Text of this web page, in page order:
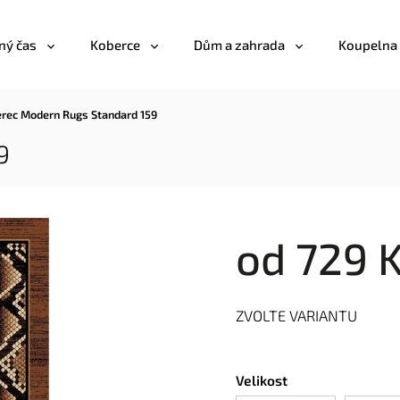
čas Koberce Dům a zahrada Koupelna
Modern Rugs Standard 159
od 729
Velikost
ZVOLTE VARIANTU